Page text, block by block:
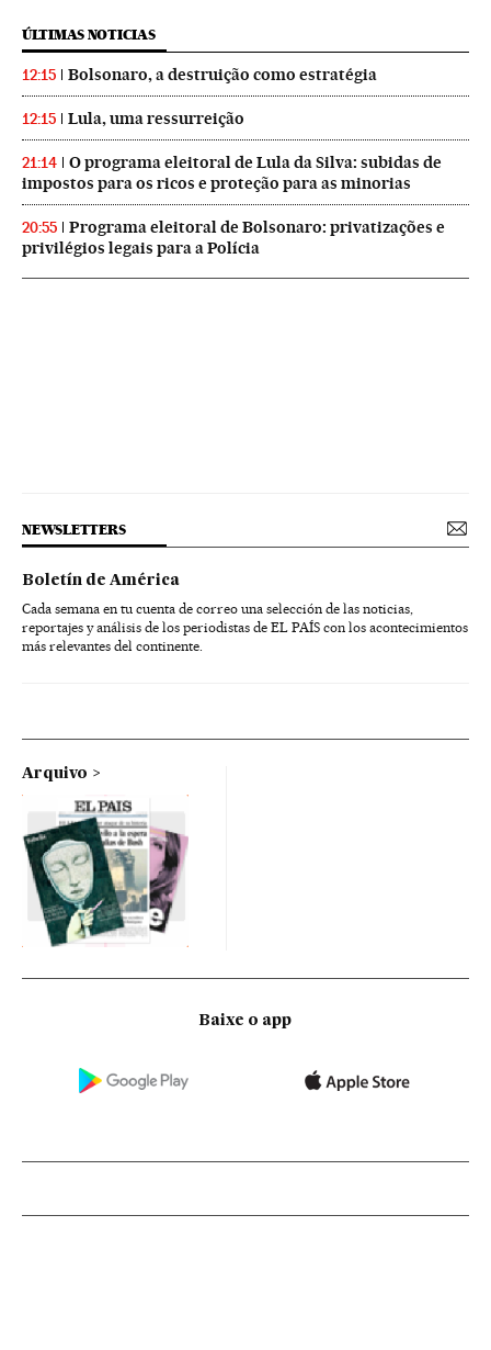
ÚLTIMAS NOTICIAS
12:15 Bolsonaro, a destruição como estratégia
12:15 Lula, uma ressurreição
21:14
O programa eleitoral de Lula da Silva: subidas de
impostos para os ricos e proteção para as minorias
20:55
Programa eleitoral de Bolsonaro: privatizações e
privilégios legais para a Polícia
NEWSLETTERS
Boletín de América
Cada semana en tu cuenta de correo una selección de las noticias,
reportajes y análisis de los periodistas de EL PAÍS con los acontecimientos
más relevantes del continente.
Arquivo
Baixe o app